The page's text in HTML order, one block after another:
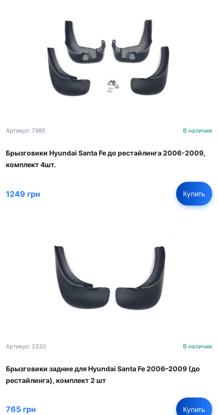
Артикул: 7986 В наличии
Брызговики Hyundai Santa Fe до рестайлинга 2006-2009,
комплект 4шт.
1249 грн Купить
Артикул: 2320 В наличии
Брызговики задние для Hyundai Santa Fe 2006–2009 (до
рестайлинга), комплект 2 шт
765 грн Купить